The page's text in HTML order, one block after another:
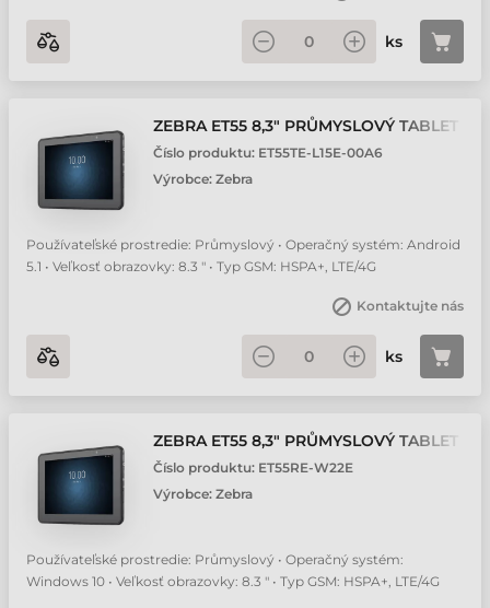
ks
ZEBRA ET55 8,3" PRŮMYSLOVÝ TABLET
Číslo produktu: ET55TE-L15E-00A6
Výrobce: Zebra
Používateľské prostredie: Průmyslový • Operačný systém: Android
5.1 • Veľkosť obrazovky: 8.3 " • Typ GSM: HSPA+, LTE/4G
Kontaktujte nás
ks
ZEBRA ET55 8,3" PRŮMYSLOVÝ TABLET
Číslo produktu: ET55RE-W22E
Výrobce: Zebra
Používateľské prostredie: Průmyslový • Operačný systém:
Windows 10 • Veľkosť obrazovky: 8.3 " • Typ GSM: HSPA+, LTE/4G